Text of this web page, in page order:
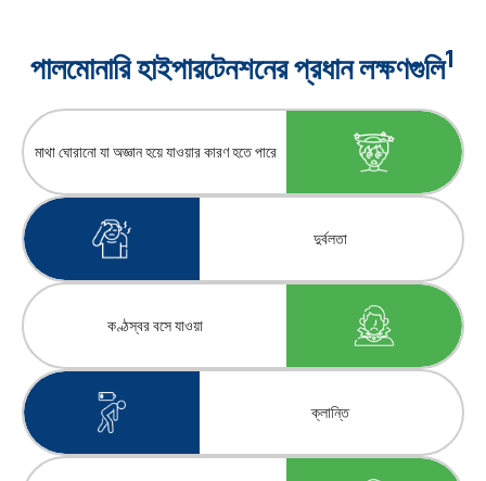
পালমোনারি হাইপারটেনশনের প্রধান লক্ষণগুলি1
মাথা ঘোরানো যা অজ্ঞান হয়ে যাওয়ার কারণ হতে পারে
দুর্বলতা
কণ্ঠস্বর বসে যাওয়া
ক্লান্তি